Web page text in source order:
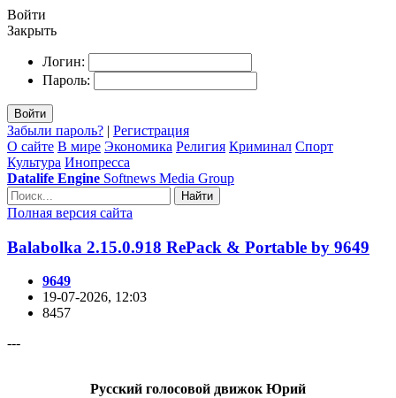
Войти
Закрыть
Логин:
Пароль:
Войти
Забыли пароль? | Регистрация
О сайте В мире Экономика Религия Криминал Спорт
Культура Инопресса
Datalife Engine Softnews Media Group
Найти
Полная версия сайта
Balabolka 2.15.0.918 RePack & Portable by 9649
9649
19-07-2026, 12:03
8457
---
Русский голосовой движок Юрий